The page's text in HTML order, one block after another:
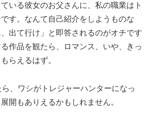
いる彼女のお父さんに、私の職業はト
す。なんて自己紹介をしようものな
出て行け」と即答されるのがオチです
作品を観たら、ロマンス、いや、きっ
らえるはず。
、ワシがトレジャーハンターになっ
開もありえるかもしれません。